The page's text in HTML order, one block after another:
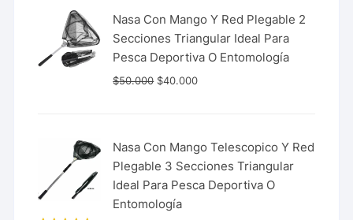
Nasa Con Mango Y Red Plegable 2
Secciones Triangular Ideal Para
Pesca Deportiva O Entomología
$50.000 $40.000
Nasa Con Mango Telescopico Y Red
Plegable 3 Secciones Triangular
Ideal Para Pesca Deportiva O
Entomología